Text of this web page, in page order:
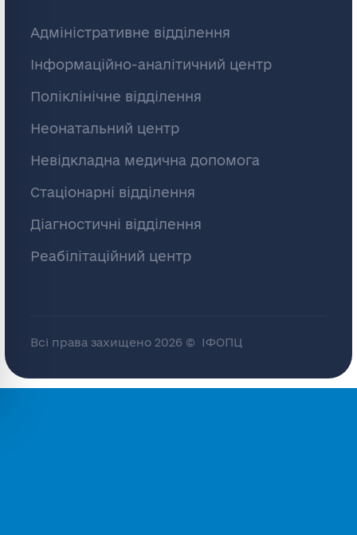
Адміністративне відділення
Інформаційно-аналітичний центр
Поліклінічне відділення
Неонатальний центр
Невідкладна медична допомога
Стаціонарні відділення
Діагностичні відділення
Реабілітаційний центр
Всі права захищено 2026 © ІФОПЦ